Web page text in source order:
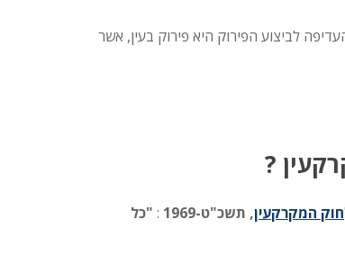
לביצוע הפירוק היא פירוק בעין, אשר
?
חוק המקרקעין, תשכ"ט-1969 : "כל